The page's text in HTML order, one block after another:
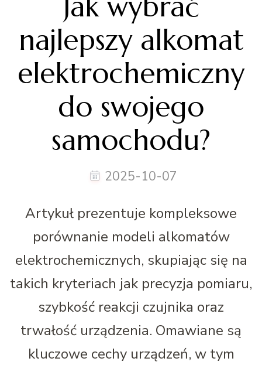
najlepszy alkomat
elektrochemiczny
do swojego
samochodu?
2025-10-07
Artykuł prezentuje kompleksowe
porównanie modeli alkomatów
elektrochemicznych, skupiając się na
takich kryteriach jak precyzja pomiaru,
szybkość reakcji czujnika oraz
trwałość urządzenia. Omawiane są
kluczowe cechy urządzeń, w tym